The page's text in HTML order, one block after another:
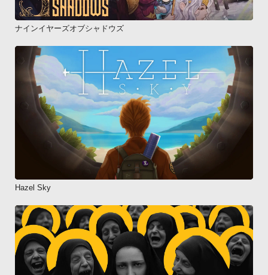
ナインイヤーズオブシャドウズ
Hazel Sky